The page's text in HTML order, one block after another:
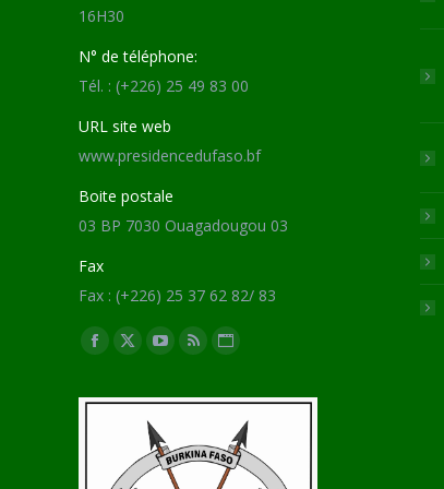
16H30
N° de téléphone:
Tél. : (+226) 25 49 83 00
URL site web
www.presidencedufaso.bf
Boite postale
03 BP 7030 Ouagadougou 03
Fax
Fax : (+226) 25 37 62 82/ 83
Trouvez nous sur :
Facebook
opens
X
opens
new
YouTube
opens
in
new
RSS
opens
new
Site
page
opens
in